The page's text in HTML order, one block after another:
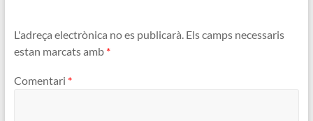
L'adreça electrònica no es publicarà. Els camps necessaris
estan marcats amb *
Comentari *